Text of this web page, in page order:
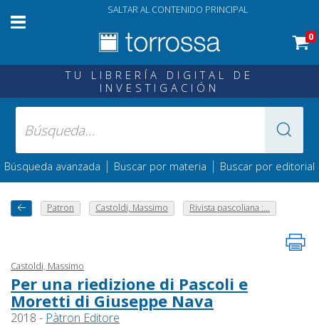
SALTAR AL CONTENIDO PRINCIPAL
0
TU LIBRERÍA DIGITAL DE
INVESTIGACIÓN
Búsqueda avanzada | Buscar por materia | Buscar por editorial
Patron Castoldi, Massimo Rivista pascoliana :...
Castoldi, Massimo
Per una riedizione di Pascoli e
Moretti di Giuseppe Nava
2018 - Pàtron Editore